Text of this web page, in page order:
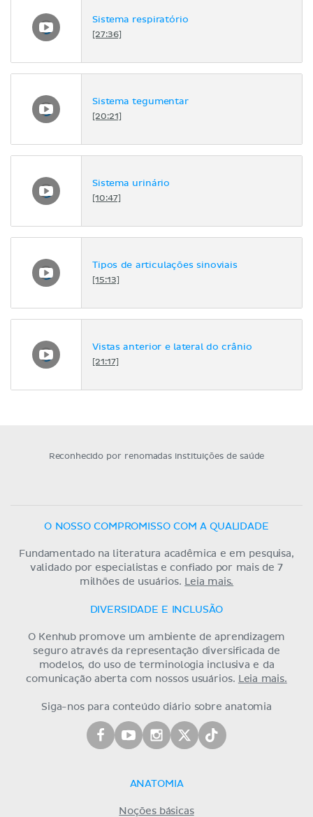
Sistema respiratório
[27:36]
Sistema tegumentar
[20:21]
Sistema urinário
[10:47]
Tipos de articulações sinoviais
[15:13]
Vistas anterior e lateral do crânio
[21:17]
Reconhecido por renomadas instituições de saúde
O NOSSO COMPROMISSO COM A QUALIDADE
Fundamentado na literatura acadêmica e em pesquisa,
validado por especialistas e confiado por mais de 7
milhões de usuários.
Leia mais.
DIVERSIDADE E INCLUSÃO
O Kenhub promove um ambiente de aprendizagem
seguro através da representação diversificada de
modelos, do uso de terminologia inclusiva e da
comunicação aberta com nossos usuários.
Leia mais.
Siga-nos para conteúdo diário sobre anatomia
ANATOMIA
Noções básicas